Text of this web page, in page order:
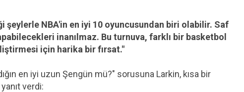
şeylerle NBA'in en iyi 10 oyuncusundan biri olabilir. Saf
inanılmaz. Bu turnuva, farklı bir basketbol
için harika bir fırsat."
en iyi uzun Şengün mü?" sorusuna Larkin, kısa bir
verdi: